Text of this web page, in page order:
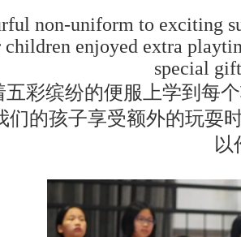
non-uniform to exciting
enjoyed extra
special
五彩缤纷的便服上学到每
们的孩子享受额外的玩耍
以